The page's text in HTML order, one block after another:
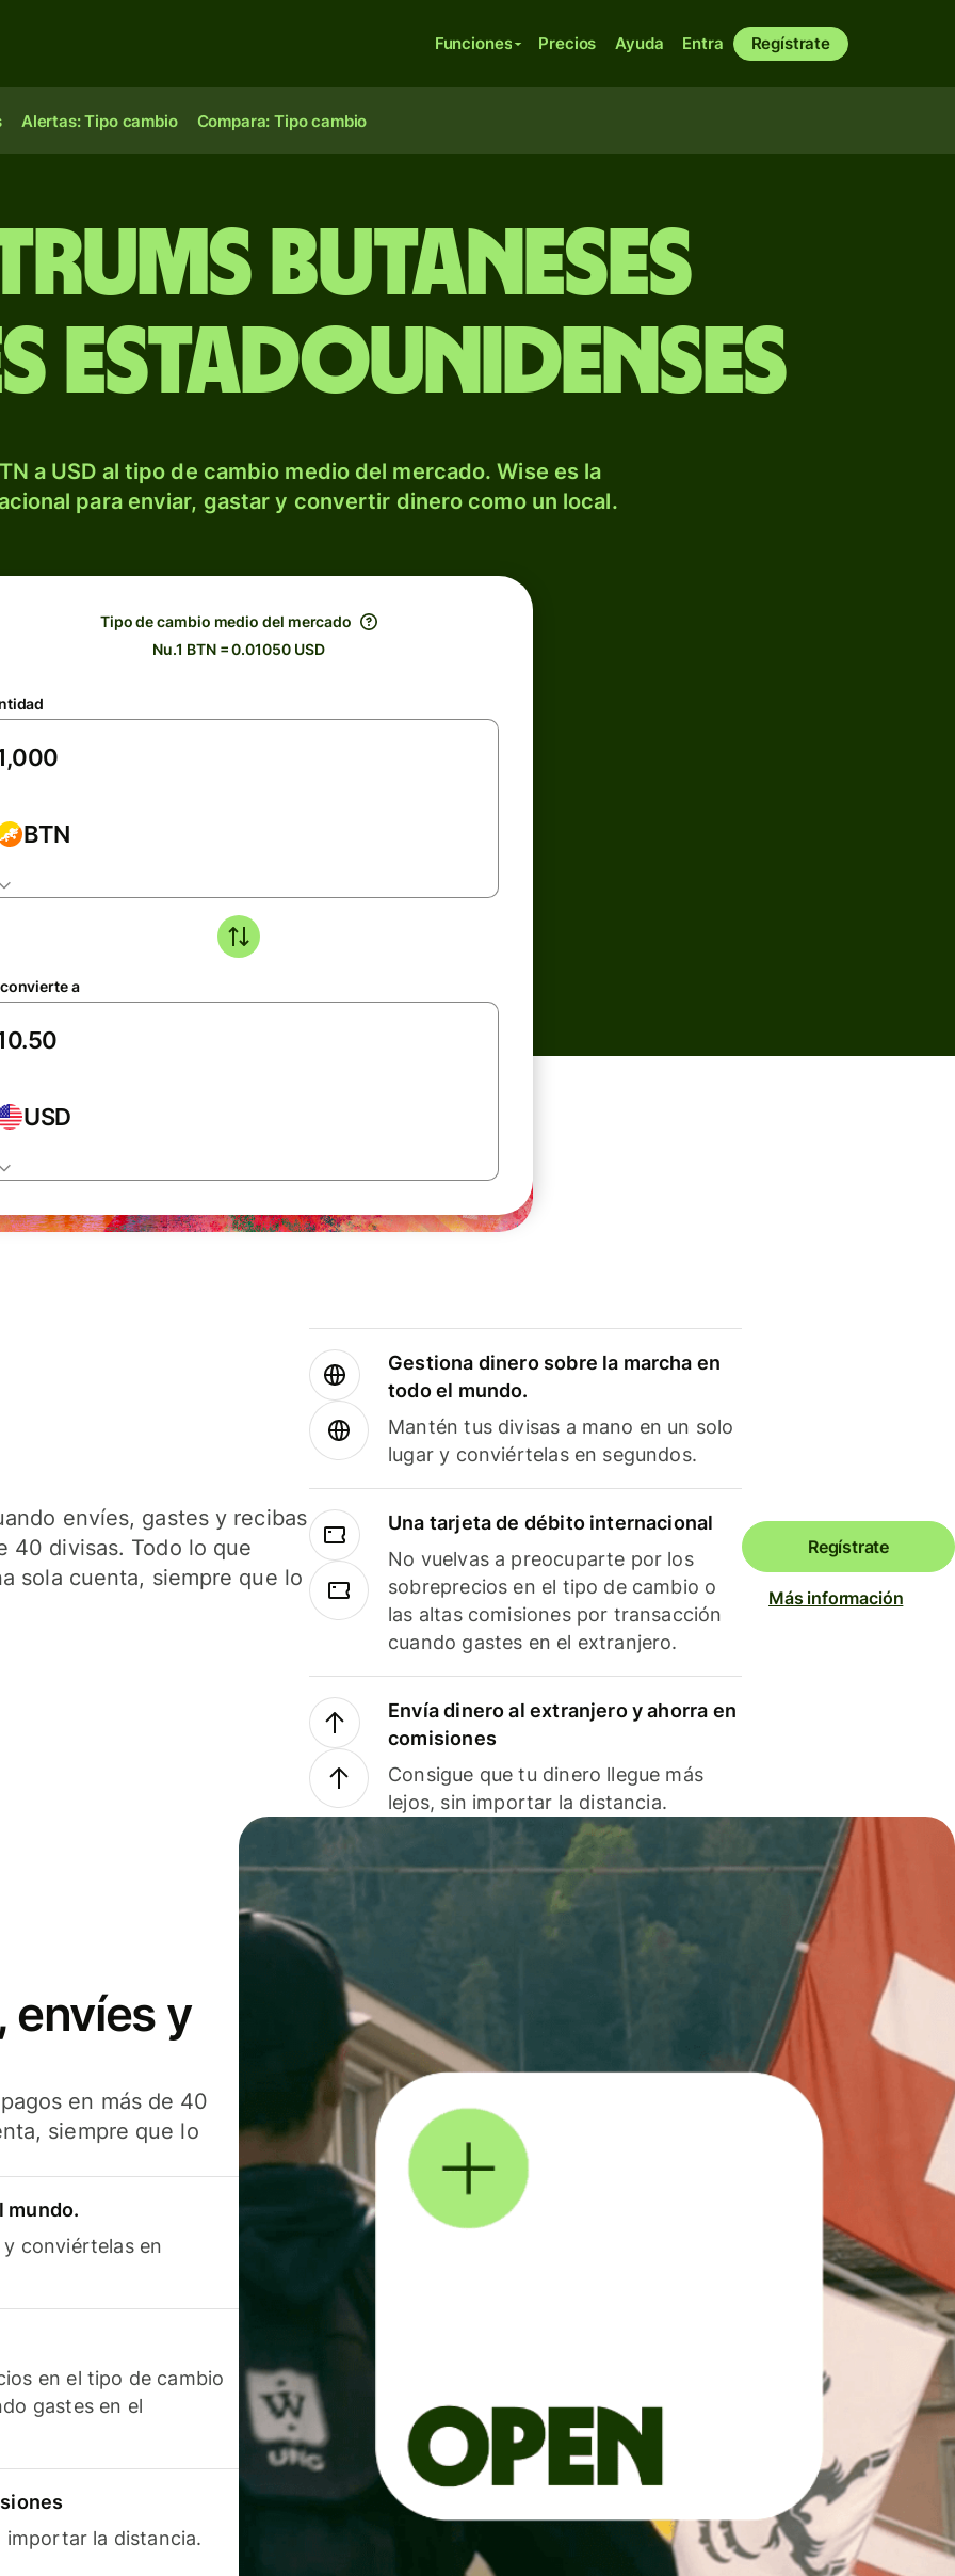
Funciones Precios Ayuda Entra Regístrate
Alertas: Tipo cambio Compara: Tipo cambio
butaneses
estadounidenses
a USD al tipo de cambio medio del mercado. Wise es la
para enviar, gastar y convertir dinero como un local.
Tipo de cambio medio del mercado
Nu.1 BTN = 0.01050 USD
BTN
a
USD
envíes, gastes y recibas
40 divisas. Todo lo que
sola cuenta, siempre que lo
Gestiona dinero sobre la marcha en
todo el mundo.
Mantén tus divisas a mano en un solo
lugar y conviértelas en segundos.
Una tarjeta de débito internacional
No vuelvas a preocuparte por los
sobreprecios en el tipo de cambio o
las altas comisiones por transacción
cuando gastes en el extranjero.
Envía dinero al extranjero y ahorra en
comisiones
Consigue que tu dinero llegue más
lejos, sin importar la distancia.
Regístrate
Más información
envíes y
en más de 40
siempre que lo
mundo.
conviértelas en
en el tipo de cambio
gastes en el
importar la distancia.